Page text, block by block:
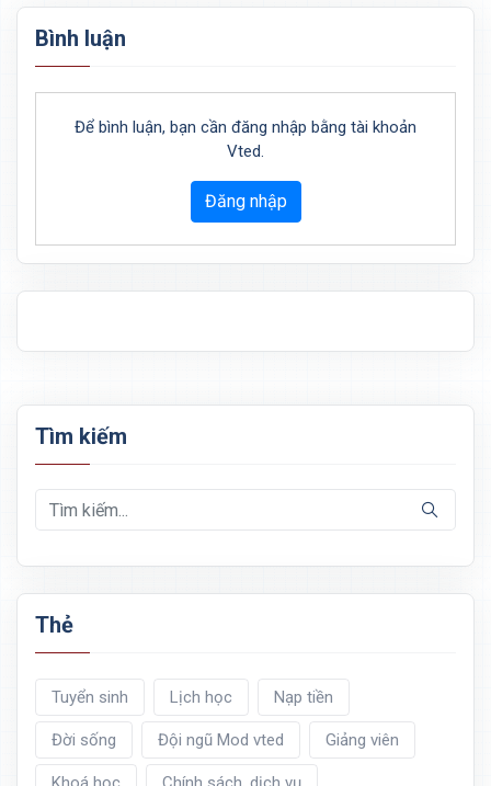
Bình luận
Để bình luận, bạn cần đăng nhập bằng tài khoản
Vted.
Đăng nhập
Tìm kiếm
Thẻ
Tuyển sinh Lịch học Nạp tiền
Đời sống Đội ngũ Mod vted Giảng viên